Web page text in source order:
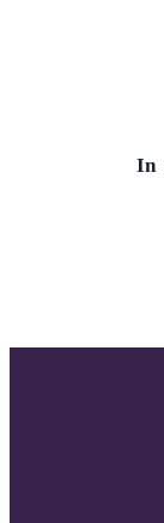
In